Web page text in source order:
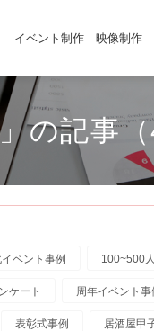
イベント制作 映像制作
の記事
ベント事例 100~500人
ケート 周年イベント事
表彰式事例 居酒屋甲